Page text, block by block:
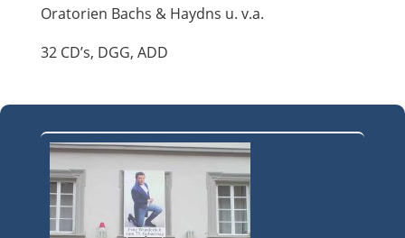
Oratorien Bachs & Haydns u. v.a.
32 CD’s, DGG, ADD